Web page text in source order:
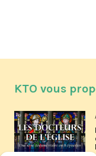
KTO vous